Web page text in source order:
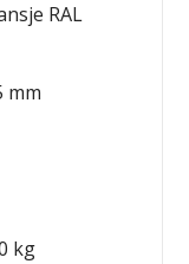
RAL
mm
kg